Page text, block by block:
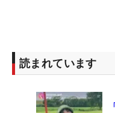
読まれています